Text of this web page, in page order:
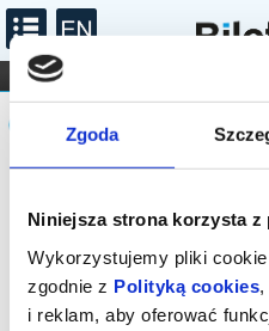
Zgoda
Niniejsza strona korzysta z
Wykorzystujemy pliki
zgodnie z Polityką cookies
i reklam, aby oferować
KONCERTY
Komunikat
sprawdź
organizatora.